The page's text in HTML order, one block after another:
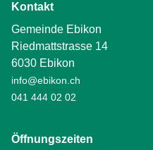
Kontakt
Gemeinde Ebikon
Riedmattstrasse 14
6030 Ebikon
info@ebikon.ch
041 444 02 02
Öffnungszeiten